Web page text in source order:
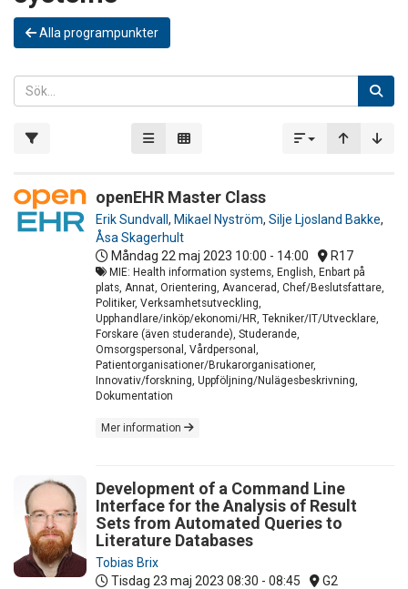
Alla programpunkter
openEHR Master Class
Erik Sundvall , Mikael Nyström, Silje Ljosland Bakke,
Åsa Skagerhult
Måndag 22 maj 2023 10:00 - 14:00 R17
MIE: Health information systems, English, Enbart på
plats, Annat, Orientering, Avancerad, Chef/Beslutsfattare,
Politiker, Verksamhetsutveckling,
Upphandlare/inköp/ekonomi/HR, Tekniker/IT/Utvecklare,
Forskare (även studerande), Studerande,
Omsorgspersonal, Vårdpersonal,
Patientorganisationer/Brukarorganisationer,
Innovativ/forskning, Uppföljning/Nulägesbeskrivning,
Dokumentation
Mer information
Development of a Command Line
Interface for the Analysis of Result
Sets from Automated Queries to
Literature Databases
Tobias Brix
Tisdag 23 maj 2023 08:30 - 08:45 G2